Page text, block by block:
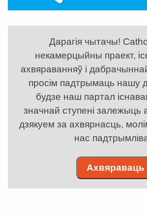
Дарагія чытачы!
некамерцыйны праект,
ахвяраванняў і
просім падтрымаць нашу
будзе наш партал
значнай ступені
дзякуем за ахвярнасць,
нас
Ахвяраваць